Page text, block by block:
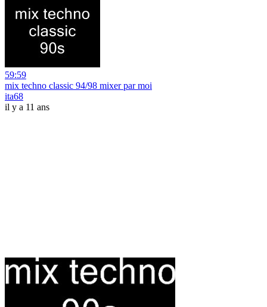
59:59
mix techno classic 94/98 mixer par moi
ita68
il y a 11 ans